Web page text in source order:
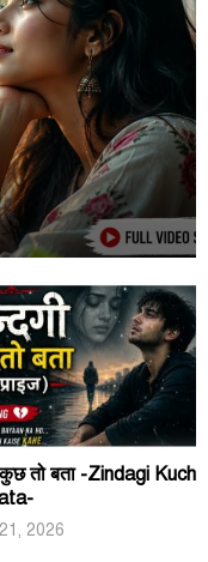
कुछ तो बता -Zindagi Kuch
2026